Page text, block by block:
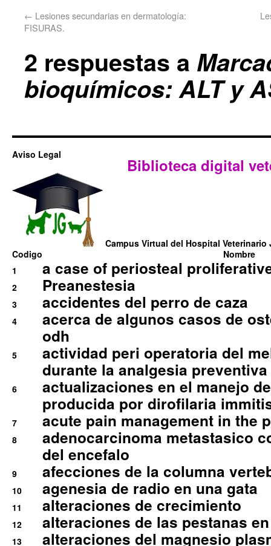
← Lesiones secundarias en dermatología:
FISURAS.
2 respuestas a
bioquímicos: ALT y
Aviso Legal
Biblioteca digital
Campus Virtual del Hospital Veterinario
Codigo
Nombre
1
a case of periosteal
2 Preanestesia
3 accidentes del perro de caza
4
acerca de algunos casos de
odh
5
actividad peri operatoria del
durante la analgesia
6
actualizaciones en el manejo
producida por dirofilaria
7 acute pain management in the
8
adenocarcinoma metastasico
del encefalo
9 afecciones de la columna
10 agenesia de radio en una gata
11 alteraciones de crecimiento
12 alteraciones de las pestanas
13
alteraciones del magnesio